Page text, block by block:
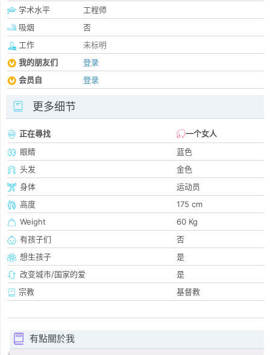
学术水平
工程师
吸烟
否
工作
未标明
我的朋友们
登录
会员自
登录
更多细节
正在尋找
一个女人
眼睛
蓝色
头发
金色
身体
运动员
高度
175 cm
Weight
60 Kg
有孩子们
否
想生孩子
是
改变城市/国家的爱
是
宗教
基督教
有點關於我